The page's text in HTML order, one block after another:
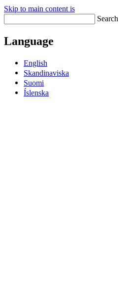
Skip to main content is
Search
Language
English
Skandinaviska
Suomi
Íslenska